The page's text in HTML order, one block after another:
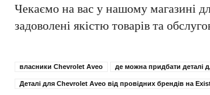
Чекаємо на вас у нашому магазині
задоволені якістю товарів та
власники Chevrolet Aveo де можна придбати деталі
Деталі для Chevrolet Aveo від провідних брендів на